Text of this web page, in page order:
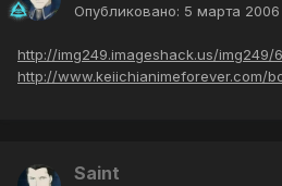
Опубликовано: 5 марта 2006
http://img249.imageshack.us/img249/
http://www.keiichianimeforever.com/
Saint